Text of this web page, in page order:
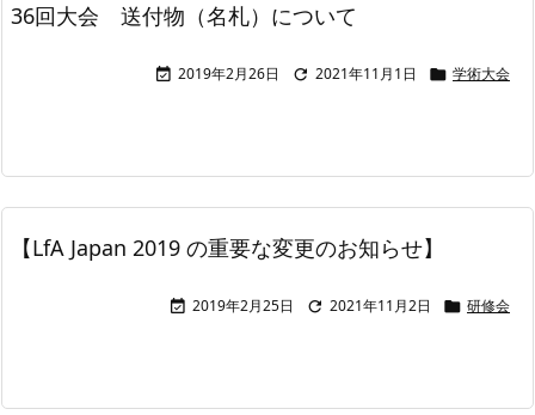
36回大会 送付物（名札）について
 2019年2月26日  2021年11月1日  学術大会
【LfA Japan 2019 の重要な変更のお知らせ】
 2019年2月25日  2021年11月2日  研修会